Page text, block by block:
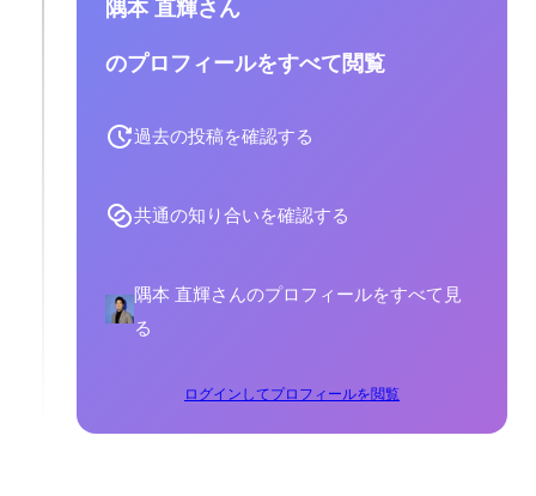
隅本 直輝さん
のプロフィールをすべて閲覧
過去の投稿を確認する
共通の知り合いを確認する
隅本 直輝さんのプロフィールをすべて見
る
ログインしてプロフィールを閲覧